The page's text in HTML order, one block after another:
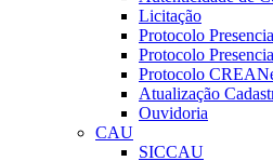
Licitação
Protocolo
Protocolo
Protocolo
Atualização
Ouvidoria
CAU
SICCAU